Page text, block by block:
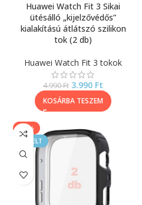
Huawei Watch Fit 3 Sikai
ütésálló „kijelzővédős”
kialakítású átlátszó szilikon
tok (2 db)
Huawei Watch Fit 3 tokok
4.990Ft 3.990 Ft
KOSÁRBA TESZEM
-33%
KIEMELT